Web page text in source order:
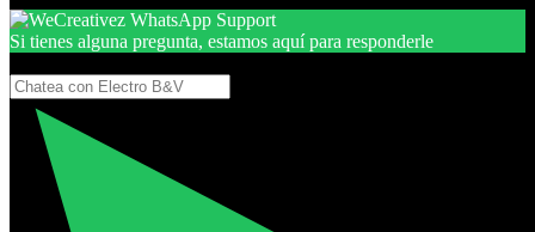
Si tienes alguna pregunta, estamos aquí para responderle